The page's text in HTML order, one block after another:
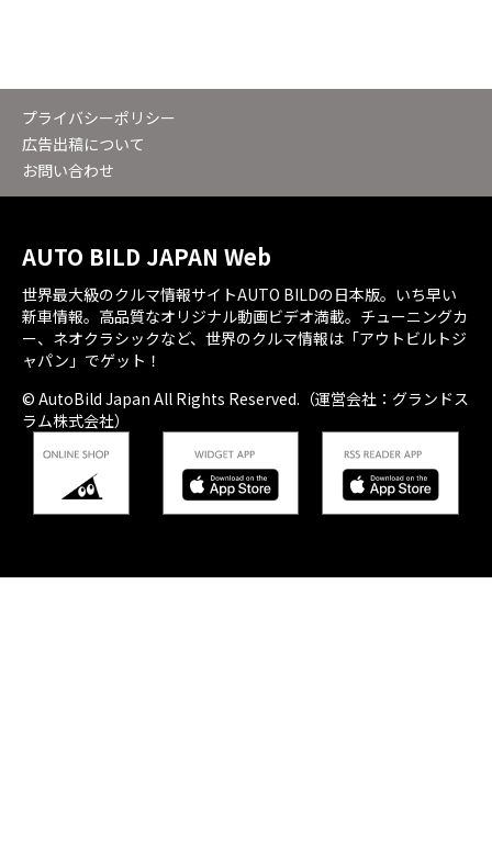
プライバシーポリシー
広告出稿について
お問い合わせ
AUTO BILD JAPAN Web
世界最大級のクルマ情報サイトAUTO BILDの日本版。いち早い
新車情報。高品質なオリジナル動画ビデオ満載。チューニングカ
ー、ネオクラシックなど、世界のクルマ情報は「アウトビルトジ
ャパン」でゲット！
© AutoBild Japan All Rights Reserved.（運営会社：グランドス
ラム株式会社）